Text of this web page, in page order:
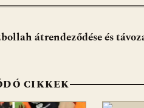
at
s
p
p
d
di
ai
l
t za
m
átrendeződése és
CIKKEK